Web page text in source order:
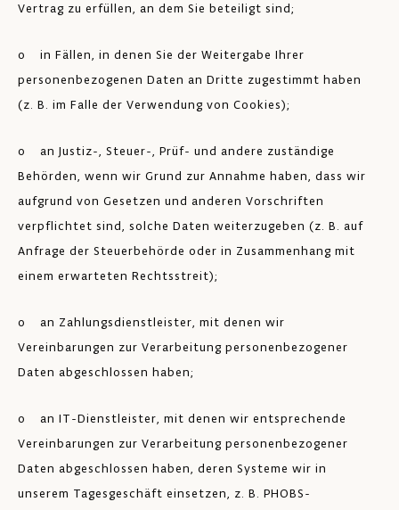
Vertrag zu erfüllen, an dem Sie beteiligt sind;
o in Fällen, in denen Sie der Weitergabe Ihrer
personenbezogenen Daten an Dritte zugestimmt haben
(z. B. im Falle der Verwendung von Cookies);
o an Justiz-, Steuer-, Prüf- und andere zuständige
Behörden, wenn wir Grund zur Annahme haben, dass wir
aufgrund von Gesetzen und anderen Vorschriften
verpflichtet sind, solche Daten weiterzugeben (z. B. auf
Anfrage der Steuerbehörde oder in Zusammenhang mit
einem erwarteten Rechtsstreit);
o an Zahlungsdienstleister, mit denen wir
Vereinbarungen zur Verarbeitung personenbezogener
Daten abgeschlossen haben;
o an IT-Dienstleister, mit denen wir entsprechende
Vereinbarungen zur Verarbeitung personenbezogener
Daten abgeschlossen haben, deren Systeme wir in
unserem Tagesgeschäft einsetzen, z. B. PHOBS-